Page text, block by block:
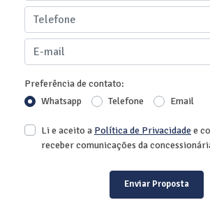
Preferência de contato:
Whatsapp
Telefone Email
Li e aceito a Política de Privacidadee
receber comunicações da
Enviar Proposta